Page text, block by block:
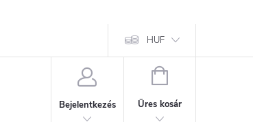
HUF
Bejelentkezés
KOSÁR
Üres kosár